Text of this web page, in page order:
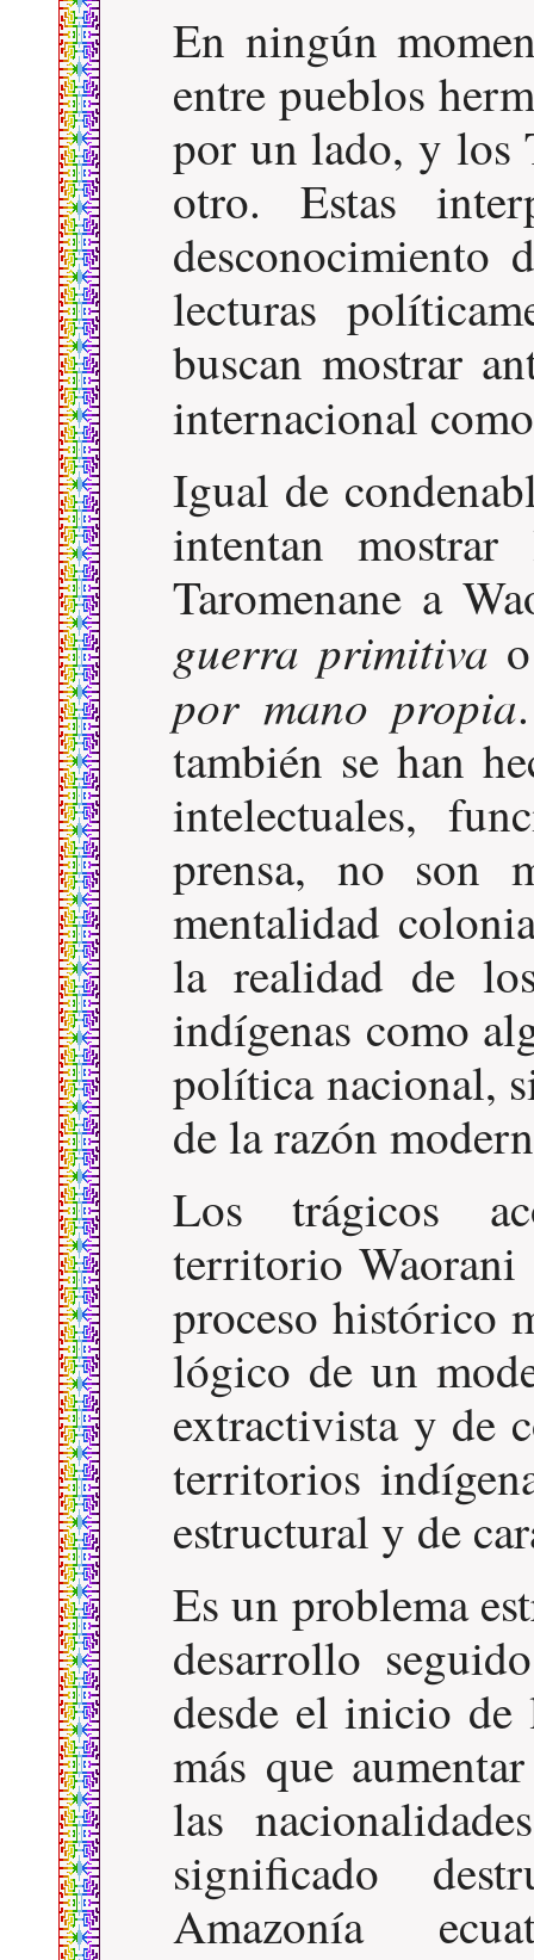
En ningún
entre pueblos
por un lado, y los
otro. Estas
desconocimiento
lecturas
buscan mostrar
internacional
Igual de
intentan
Taromenane a
guerra primitiva
por mano propia
también se han
intelectuales,
prensa, no son
mentalidad
la realidad de
indígenas como
política nacional,
de la razón
Los trágicos
territorio Waorani
proceso histórico
lógico de un
extractivista y de
territorios
estructural y de
Es un problema
desarrollo
desde el inicio de
más que
las
significado
Amazonía